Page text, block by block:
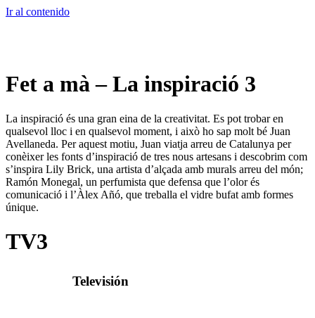
Ir al contenido
Fet a mà – La inspiració 3
La inspiració és una gran eina de la creativitat. Es pot trobar en
qualsevol lloc i en qualsevol moment, i això ho sap molt bé Juan
Avellaneda. Per aquest motiu, Juan viatja arreu de Catalunya per
conèixer les fonts d’inspiració de tres nous artesans i descobrim com
s’inspira Lily Brick, una artista d’alçada amb murals arreu del món;
Ramón Monegal, un perfumista que defensa que l’olor és
comunicació i l’Àlex Añó, que treballa el vidre bufat amb formes
únique.
TV3
Televisión